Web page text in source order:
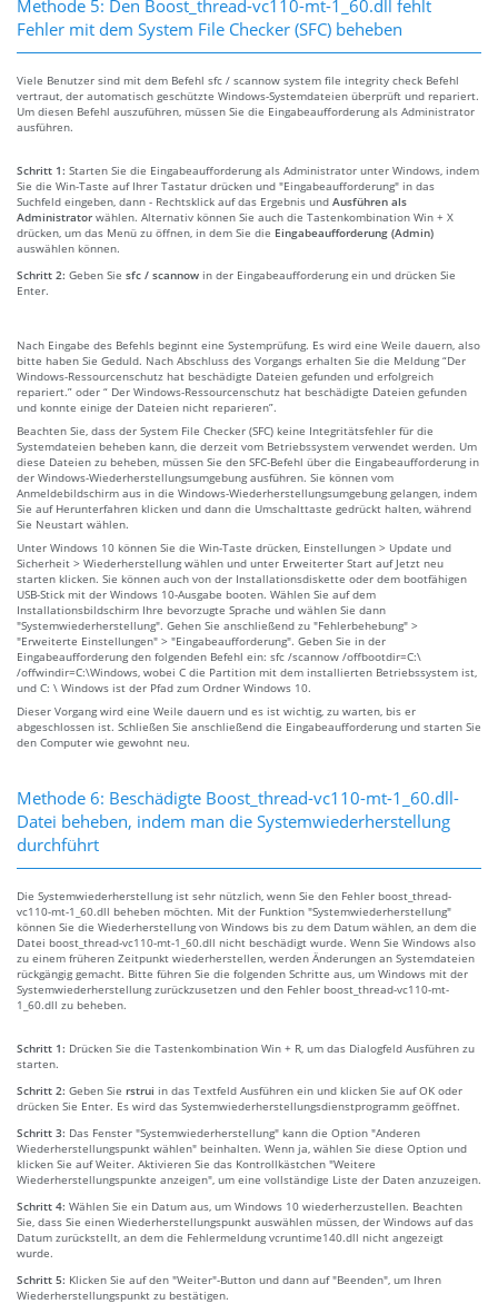
Methode 5: Den Boost_thread-vc110-mt-1_60.dll fehlt
Fehler mit dem System File Checker (SFC) beheben
Viele Benutzer sind mit dem Befehl sfc / scannow system file integrity check Befehl
vertraut, der automatisch geschützte Windows-Systemdateien überprüft und repariert.
Um diesen Befehl auszuführen, müssen Sie die Eingabeaufforderung als Administrator
ausführen.
Schritt 1: Starten Sie die Eingabeaufforderung als Administrator unter Windows, indem
Sie die Win-Taste auf Ihrer Tastatur drücken und "Eingabeaufforderung" in das
Suchfeld eingeben, dann - Rechtsklick auf das Ergebnis und Ausführen als
Administrator wählen. Alternativ können Sie auch die Tastenkombination Win + X
drücken, um das Menü zu öffnen, in dem Sie die Eingabeaufforderung (Admin)
auswählen können.
Schritt 2: Geben Sie sfc / scannow in der Eingabeaufforderung ein und drücken Sie
Enter.
Nach Eingabe des Befehls beginnt eine Systemprüfung. Es wird eine Weile dauern, also
bitte haben Sie Geduld. Nach Abschluss des Vorgangs erhalten Sie die Meldung “Der
Windows-Ressourcenschutz hat beschädigte Dateien gefunden und erfolgreich
repariert.” oder “ Der Windows-Ressourcenschutz hat beschädigte Dateien gefunden
und konnte einige der Dateien nicht reparieren”.
Beachten Sie, dass der System File Checker (SFC) keine Integritätsfehler für die
Systemdateien beheben kann, die derzeit vom Betriebssystem verwendet werden. Um
diese Dateien zu beheben, müssen Sie den SFC-Befehl über die Eingabeaufforderung in
der Windows-Wiederherstellungsumgebung ausführen. Sie können vom
Anmeldebildschirm aus in die Windows-Wiederherstellungsumgebung gelangen, indem
Sie auf Herunterfahren klicken und dann die Umschalttaste gedrückt halten, während
Sie Neustart wählen.
Unter Windows 10 können Sie die Win-Taste drücken, Einstellungen > Update und
Sicherheit > Wiederherstellung wählen und unter Erweiterter Start auf Jetzt neu
starten klicken. Sie können auch von der Installationsdiskette oder dem bootfähigen
USB-Stick mit der Windows 10-Ausgabe booten. Wählen Sie auf dem
Installationsbildschirm Ihre bevorzugte Sprache und wählen Sie dann
"Systemwiederherstellung". Gehen Sie anschließend zu "Fehlerbehebung" >
"Erweiterte Einstellungen" > "Eingabeaufforderung". Geben Sie in der
Eingabeaufforderung den folgenden Befehl ein: sfc /scannow /offbootdir=C:\
/offwindir=C:\Windows, wobei C die Partition mit dem installierten Betriebssystem ist,
und C: \ Windows ist der Pfad zum Ordner Windows 10.
Dieser Vorgang wird eine Weile dauern und es ist wichtig, zu warten, bis er
abgeschlossen ist. Schließen Sie anschließend die Eingabeaufforderung und starten Sie
den Computer wie gewohnt neu.
Methode 6: Beschädigte Boost_thread-vc110-mt-1_60.dll-
Datei beheben, indem man die Systemwiederherstellung
durchführt
Die Systemwiederherstellung ist sehr nützlich, wenn Sie den Fehler boost_thread-
vc110-mt-1_60.dll beheben möchten. Mit der Funktion "Systemwiederherstellung"
können Sie die Wiederherstellung von Windows bis zu dem Datum wählen, an dem die
Datei boost_thread-vc110-mt-1_60.dll nicht beschädigt wurde. Wenn Sie Windows also
zu einem früheren Zeitpunkt wiederherstellen, werden Änderungen an Systemdateien
rückgängig gemacht. Bitte führen Sie die folgenden Schritte aus, um Windows mit der
Systemwiederherstellung zurückzusetzen und den Fehler boost_thread-vc110-mt-
1_60.dll zu beheben.
Schritt 1: Drücken Sie die Tastenkombination Win + R, um das Dialogfeld Ausführen zu
starten.
Schritt 2: Geben Sie rstrui in das Textfeld Ausführen ein und klicken Sie auf OK oder
drücken Sie Enter. Es wird das Systemwiederherstellungsdienstprogramm geöffnet.
Schritt 3: Das Fenster "Systemwiederherstellung" kann die Option "Anderen
Wiederherstellungspunkt wählen" beinhalten. Wenn ja, wählen Sie diese Option und
klicken Sie auf Weiter. Aktivieren Sie das Kontrollkästchen "Weitere
Wiederherstellungspunkte anzeigen", um eine vollständige Liste der Daten anzuzeigen.
Schritt 4: Wählen Sie ein Datum aus, um Windows 10 wiederherzustellen. Beachten
Sie, dass Sie einen Wiederherstellungspunkt auswählen müssen, der Windows auf das
Datum zurückstellt, an dem die Fehlermeldung vcruntime140.dll nicht angezeigt
wurde.
Schritt 5: Klicken Sie auf den "Weiter"-Button und dann auf "Beenden", um Ihren
Wiederherstellungspunkt zu bestätigen.